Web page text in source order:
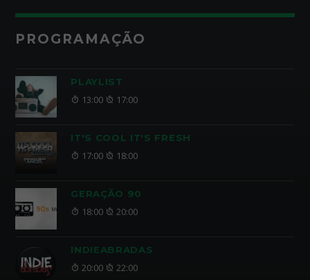
PROGRAMAÇÃO
PLAYLIST
13:00 17:00
IT'S COOL IT'S FRESH
17:00 18:00
GERAÇÃO 90
18:00 20:00
INDIEABRADAS
20:00 22:00